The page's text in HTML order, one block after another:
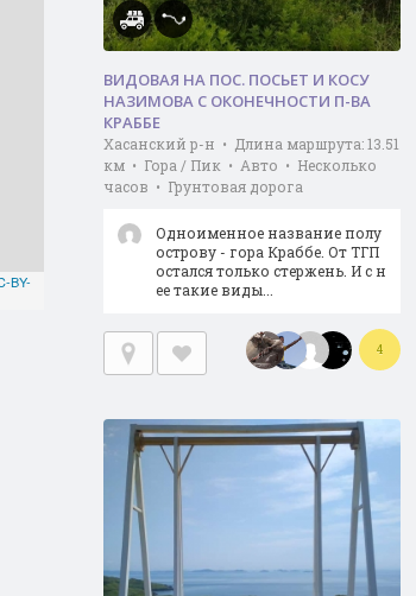
BY-
ВИДОВАЯ НА ПОС. ПОСЬЕТ И КОСУ
НАЗИМОВА С ОКОНЕЧНОСТИ П-ВА
КРАББЕ
Хасанский р-н • Длина маршрута: 13.51
км • Гора / Пик • Авто • Несколько
часов • Грунтовая дорога
Одноименное название полу
острову - гора Краббе. От ТГП
остался только стержень. И с н
ее такие виды...
4